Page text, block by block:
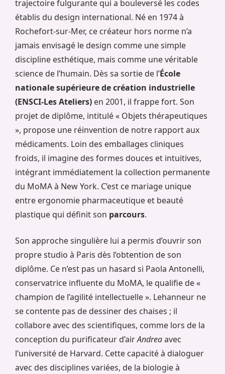
trajectoire fulgurante qui a bouleversé les codes
établis du design international. Né en 1974 à
Rochefort-sur-Mer, ce créateur hors norme n’a
jamais envisagé le design comme une simple
discipline esthétique, mais comme une véritable
science de l’humain. Dès sa sortie de l’École
nationale supérieure de création industrielle
(ENSCI-Les Ateliers) en 2001, il frappe fort. Son
projet de diplôme, intitulé « Objets thérapeutiques
», propose une réinvention de notre rapport aux
médicaments. Loin des emballages cliniques
froids, il imagine des formes douces et intuitives,
intégrant immédiatement la collection permanente
du MoMA à New York. C’est ce mariage unique
entre ergonomie pharmaceutique et beauté
plastique qui définit son parcours.
Son approche singulière lui a permis d’ouvrir son
propre studio à Paris dès l’obtention de son
diplôme. Ce n’est pas un hasard si Paola Antonelli,
conservatrice influente du MoMA, le qualifie de «
champion de l’agilité intellectuelle ». Lehanneur ne
se contente pas de dessiner des chaises ; il
collabore avec des scientifiques, comme lors de la
conception du purificateur d’airAndreaavec
l’université de Harvard. Cette capacité à dialoguer
avec des disciplines variées, de la biologie à